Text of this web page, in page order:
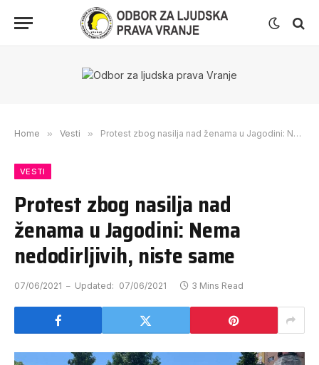
Home » Vesti » Protest zbog nasilja nad ženama u Jagodini: Nema nedodirljivih, niste same
VESTI
Protest zbog nasilja nad
ženama u Jagodini: Nema
nedodirljivih, niste same
07/06/2021 Updated: 07/06/2021 3 Mins Read